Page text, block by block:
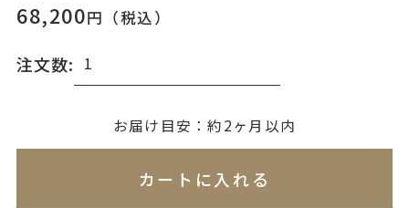
68,200円（税込）
注文数:
(刻印について)※必ず選択ください
お届け目安：約2ヶ月以内
カートに入れる